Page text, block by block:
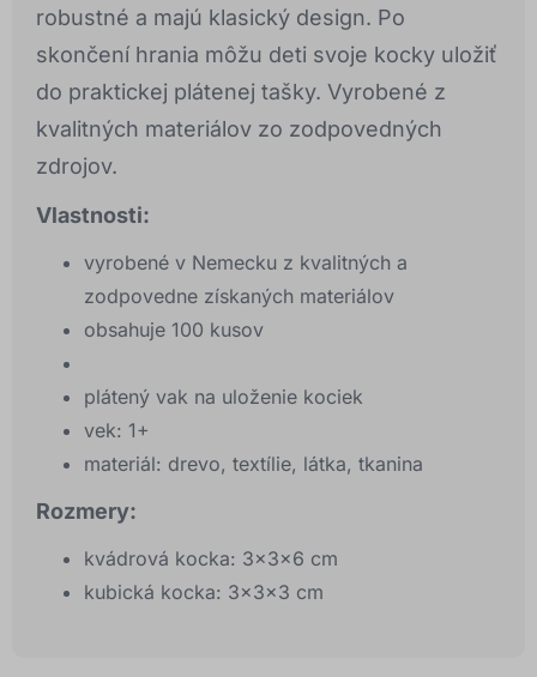
robustné a majú klasický design. Po
skončení hrania môžu deti svoje kocky uložiť
do praktickej plátenej tašky. Vyrobené z
kvalitných materiálov zo zodpovedných
zdrojov.
Vlastnosti:
vyrobené v Nemecku z kvalitných a
zodpovedne získaných materiálov
obsahuje 100 kusov
plátený vak na uloženie kociek
vek: 1+
materiál: drevo, textílie, látka, tkanina
Rozmery:
kvádrová kocka: 3x3x6 cm
kubická kocka: 3x3x3 cm